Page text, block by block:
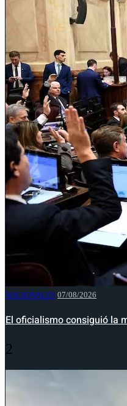
NACIONALES 07/08/2026
El oficialismo consiguió la
2